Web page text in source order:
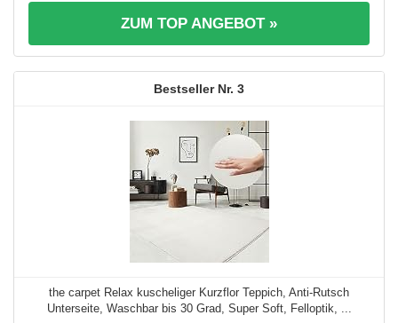
ZUM TOP ANGEBOT »
3
the carpet Relax kuscheliger Kurzflor Teppich, Anti-Rutsch
Unterseite, Waschbar bis 30 Grad, Super Soft, Felloptik, ...